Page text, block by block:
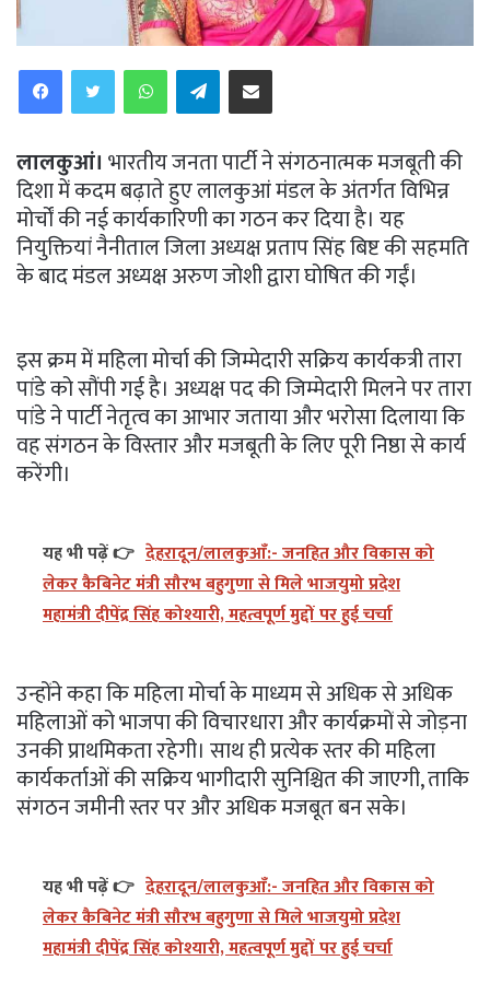
WhatsAppTelegramShare via Email
लालकुआं। भारतीय जनता पार्टी ने संगठनात्मक मजबूती की
दिशा में कदम बढ़ाते हुए लालकुआं मंडल के अंतर्गत विभिन्न
मोर्चों की नई कार्यकारिणी का गठन कर दिया है। यह
नियुक्तियां नैनीताल जिला अध्यक्ष प्रताप सिंह बिष्ट की सहमति
के बाद मंडल अध्यक्ष अरुण जोशी द्वारा घोषित की गईं।
इस क्रम में महिला मोर्चा की जिम्मेदारी सक्रिय कार्यकत्री तारा
पांडे को सौंपी गई है। अध्यक्ष पद की जिम्मेदारी मिलने पर तारा
पांडे ने पार्टी नेतृत्व का आभार जताया और भरोसा दिलाया कि
वह संगठन के विस्तार और मजबूती के लिए पूरी निष्ठा से कार्य
करेंगी।
यह भी पढ़ें 👉 देहरादून/लालकुआँ:- जनहित और विकास को
लेकर कैबिनेट मंत्री सौरभ बहुगुणा से मिले भाजयुमो प्रदेश
महामंत्री दीपेंद्र सिंह कोश्यारी, महत्वपूर्ण मुद्दों पर हुई चर्चा
उन्होंने कहा कि महिला मोर्चा के माध्यम से अधिक से अधिक
महिलाओं को भाजपा की विचारधारा और कार्यक्रमों से जोड़ना
उनकी प्राथमिकता रहेगी। साथ ही प्रत्येक स्तर की महिला
कार्यकर्ताओं की सक्रिय भागीदारी सुनिश्चित की जाएगी, ताकि
संगठन जमीनी स्तर पर और अधिक मजबूत बन सके।
यह भी पढ़ें 👉 देहरादून/लालकुआँ:- जनहित और विकास को
लेकर कैबिनेट मंत्री सौरभ बहुगुणा से मिले भाजयुमो प्रदेश
महामंत्री दीपेंद्र सिंह कोश्यारी, महत्वपूर्ण मुद्दों पर हुई चर्चा